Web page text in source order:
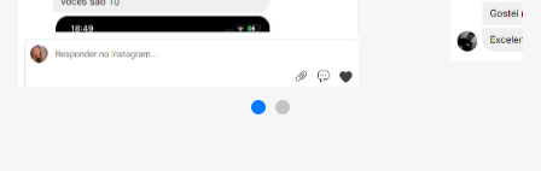
Matérias da Apostila:
Língua Portuguesa